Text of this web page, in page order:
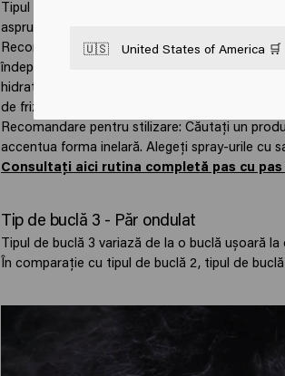
Tipul de buclă 2C se apropie cel mai mult de
aspru și cret, cu câteva secțiuni de bucle.
Recomandare pentru îngrijire: Folosește
îndepărta uleiurile naturale ale părului.
hidratare suplimentară. Finalizați cu
de frizare și de a oferi o fixare ușoară.
Recomandare pentru stilizare: Căutați un
accentua forma inelară. Alegeți spray-urile cu
Consultați aici rutina completă pas cu
Tip de buclă 3 - Păr ondulat
Tipul de buclă 3 variază de la o buclă ușoară
În comparație cu tipul de buclă 2, tipul de
🇺🇸 United States of America 🛒